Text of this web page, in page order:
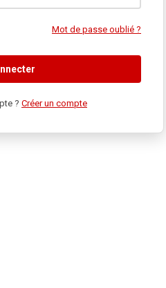
Mot de passe oublié ?
? Créer un compte